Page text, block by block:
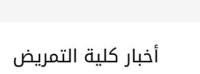
أخبار كلية التمريض